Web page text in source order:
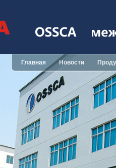
Главная Новости